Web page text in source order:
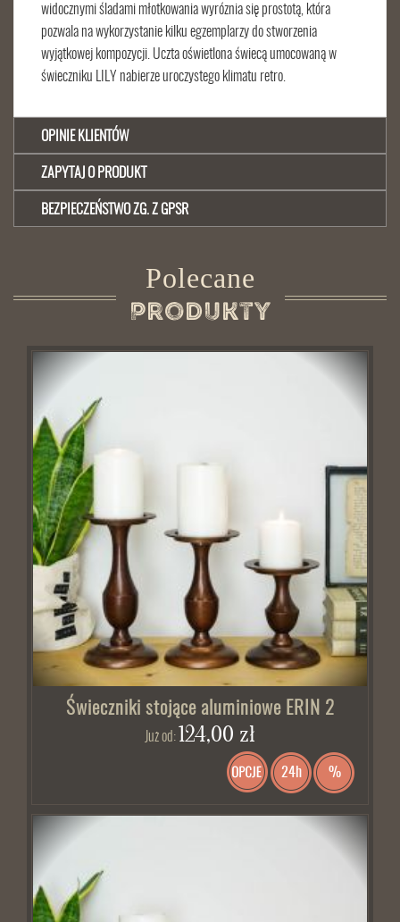
widocznymi śladami młotkowania wyróznia się prostotą, która
pozwala na wykorzystanie kilku egzemplarzy do stworzenia
wyjątkowej kompozycji. Uczta oświetlona świecą umocowaną w
świeczniku LILY nabierze uroczystego klimatu retro.
OPINIE KLIENTÓW
ZAPYTAJ O PRODUKT
BEZPIECZEŃSTWO ZG. Z GPSR
Polecane
Produkty
Świeczniki stojące aluminiowe ERIN 2
Już od:124,00 zł
24h %